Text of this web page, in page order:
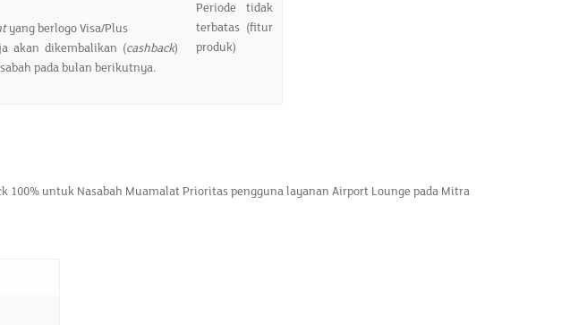
yang berlogo Visa/Plus
akan dikembalikan (cashback)
pada bulan berikutnya.
Periode tidak
terbatas (fitur
produk)
100% untuk Nasabah Muamalat Prioritas pengguna layanan Airport Lounge pada Mitra